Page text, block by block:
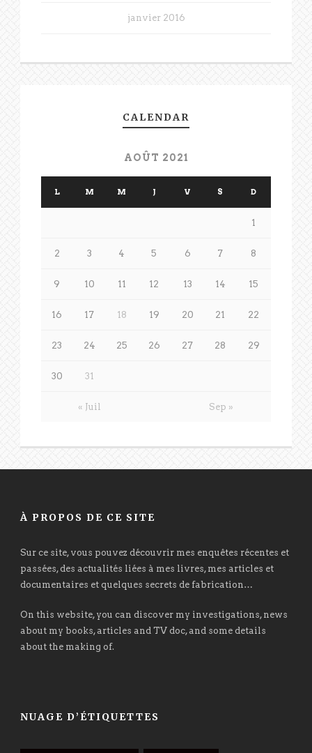
janvier 2016
CALENDAR
AOÛT 2021
L M M J V S D
« Juil Sep »
1
2 3 4 5 6 7 8
9 10 11 12 13 14 15
16 17 18 19 20 21 22
23 24 25 26 27 28 29
30 31
À PROPOS DE CE SITE
Sur ce site, vous pouvez découvrir mes enquêtes récentes et
passées, des actualités liées à mes livres, mes articles et
documentaires et quelques secrets de fabrication…
On this website, you can discover my investigations, news
about my books, articles and TV doc, and some details
about the making of.
NUAGE D’ÉTIQUETTES